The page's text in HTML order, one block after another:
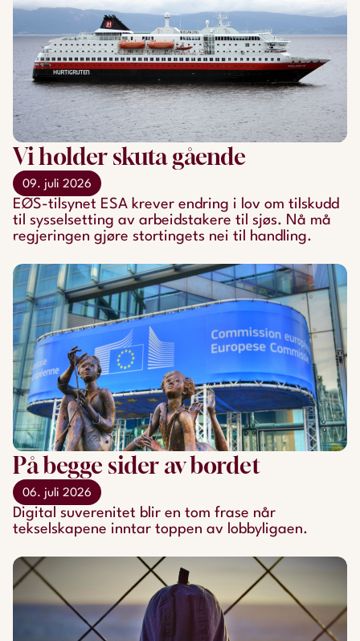
Vi holder skuta gående
09. juli 2026
EØS-tilsynet ESA krever endring i lov om tilskudd
til sysselsetting av arbeidstakere til sjøs. Nå må
regjeringen gjøre stortingets nei til handling.
På begge sider av bordet
06. juli 2026
Digital suverenitet blir en tom frase når
tekselskapene inntar toppen av lobbyligaen.